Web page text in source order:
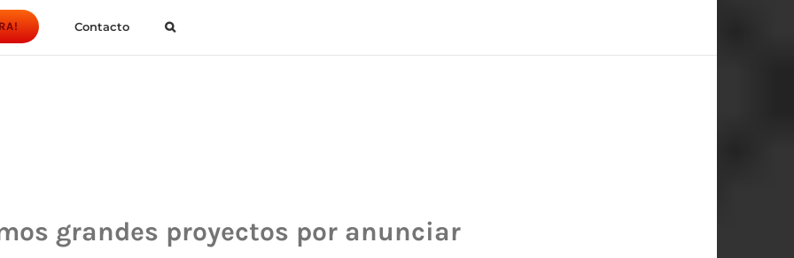
Contacto
grandes proyectos por anunciar